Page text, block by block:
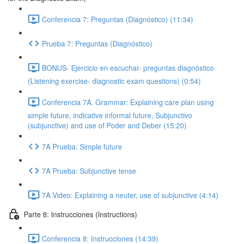
Conferencia 7: Preguntas (Diagnóstico) (11:34)
Prueba 7: Preguntas (Diagnóstico)
BONUS- Ejercicio en escuchar- preguntas diagnóstico
(Listening exercise- diagnostic exam questions) (0:54)
Conferencia 7A. Grammar: Explaining care plan using
simple future, indicative informal future, Subjunctivo
(subjunctive) and use of Poder and Deber (15:20)
7A Prueba: Simple future
7A Prueba: Subjunctive tense
7A Video: Explaining a neuter, use of subjunctive (4:14)
Parte 8: Instrucciones (Instructions)
Conferencia 8: Instrucciones (14:39)